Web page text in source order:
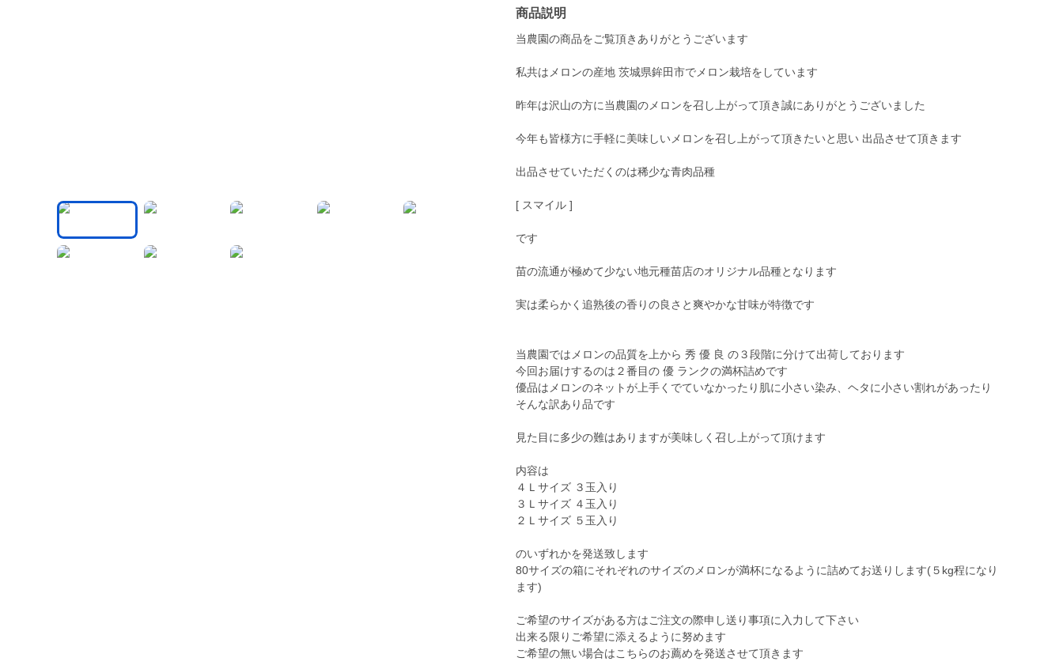
商品説明
当農園の商品をご覧頂きありがとうございます
私共はメロンの産地 茨城県鉾田市でメロン栽培をしています
昨年は沢山の方に当農園のメロンを召し上がって頂き誠にありがとうございました
今年も皆様方に手軽に美味しいメロンを召し上がって頂きたいと思い 出品させて頂きます
出品させていただくのは稀少な青肉品種
[ スマイル ]
です
苗の流通が極めて少ない地元種苗店のオリジナル品種となります
実は柔らかく追熟後の香りの良さと爽やかな甘味が特徴です
当農園ではメロンの品質を上から 秀 優 良 の３段階に分けて出荷しております
今回お届けするのは２番目の 優 ランクの満杯詰めです
優品はメロンのネットが上手くでていなかったり肌に小さい染み、ヘタに小さい割れがあったり
そんな訳あり品です
見た目に多少の難はありますが美味しく召し上がって頂けます
内容は
４Ｌサイズ ３玉入り
３Ｌサイズ ４玉入り
２Ｌサイズ ５玉入り
のいずれかを発送致します
80サイズの箱にそれぞれのサイズのメロンが満杯になるように詰めてお送りします(５kg程になり
ます)
ご希望のサイズがある方はご注文の際申し送り事項に入力して下さい
出来る限りご希望に添えるように努めます
ご希望の無い場合はこちらのお薦めを発送させて頂きます